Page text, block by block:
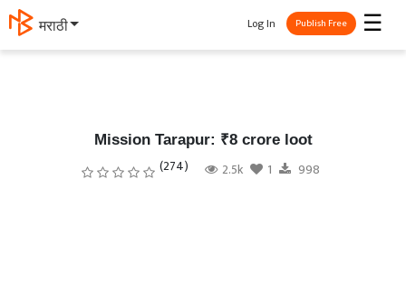
मराठी ☰
Log In Publish Free
Mission Tarapur: ₹8 crore loot
(274) 2.5k 1 998